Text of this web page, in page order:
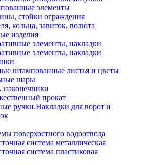
элементы
стойки ограждения
кольца, завиток, волюта
изделия
элементы, накладки
элементы, накладки
штампованные листья и цветы
шары
прокат
ручки.Накладки для ворот и
поверхостного водоотвода
система металлическая
система пластиковая